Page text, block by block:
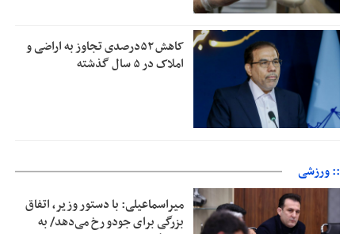
کاهش ۵۲درصدی تجاوز به اراضی و
املاک در ۵ سال گذشته
:: ورزشی
میراسماعیلی: با دستور وزیر، اتفاق
بزرگی برای جودو رخ می‌دهد/ به